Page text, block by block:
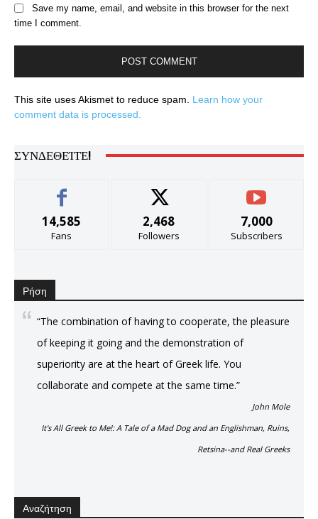
Save my name, email, and website in this browser for the next
time I comment.
This site uses Akismet to reduce spam. Learn how your
comment data is processed.
ΣΥΝΔΕΘΕΊΤΕ!
14,585
Fans
2,468
Followers
7,000
Subscribers
Ρήση
“The combination of having to cooperate, the pleasure
of keeping it going and the demonstration of
superiority are at the heart of Greek life. You
collaborate and compete at the same time.”
John Mole
It's All Greek to Me!: A Tale of a Mad Dog and an Englishman, Ruins,
Retsina--and Real Greeks
Αναζήτηση